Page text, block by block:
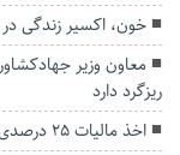
خون، اکسیر زندگی
ریزگرد دارد
اخذ مالیات ۲۵ درصدی از طلا صحت ندارد